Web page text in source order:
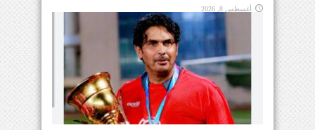
أغسطس 8, 2026